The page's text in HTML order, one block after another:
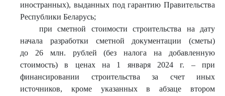
иностранных), выданных под гарантию Правительства
Республики Беларусь;
при сметной стоимости строительства на дату
начала разработки сметной документации (сметы)
до 26 млн. рублей (без налога на добавленную
стоимость) в ценах на 1 января 2024 г. – при
финансировании строительства за счет иных
источников, кроме указанных в абзаце втором